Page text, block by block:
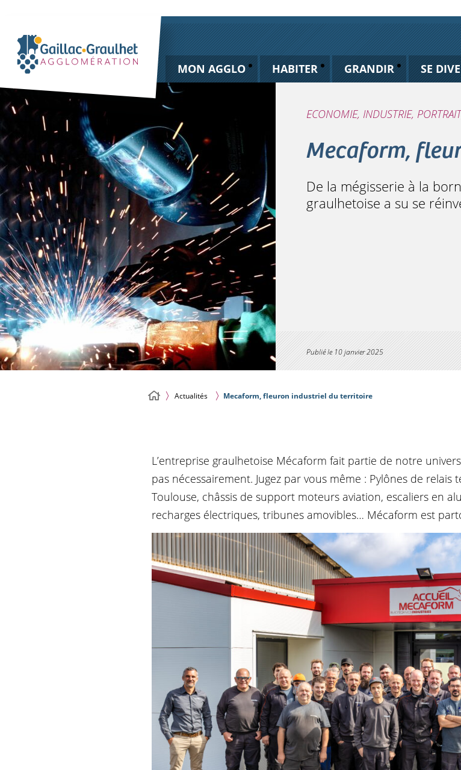
MON AGGLO HABITER GRANDIR SE
ECONOMIE, INDUSTRIE,
Mecaform,
De la mégisserie à la
graulhetoise a su se
Publié le 10 janvier 2025
Actualités Mecaform, fleuron industriel du territoire
L’entreprise graulhetoise Mécaform fait partie de notre
pas nécessairement. Jugez par vous même : Pylônes de
Toulouse, châssis de support moteurs aviation, escaliers en
recharges électriques, tribunes amovibles… Mécaform est